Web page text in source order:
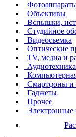
Объективы
Вспышки,
Студийное
Видеосъемка
Оптические
TV, медиа и
Аудиотехника
Смартфоны и
Гаджеты
Прочее
Электронные